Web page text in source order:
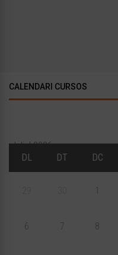
CALENDARI CURSOS
Juliol 2026
DL
DT DC
1
6 7 8